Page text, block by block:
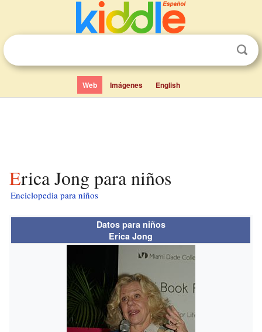
Web Imágenes English
Erica Jong para niños
Enciclopedia para niños
Datos para niños
Erica Jong